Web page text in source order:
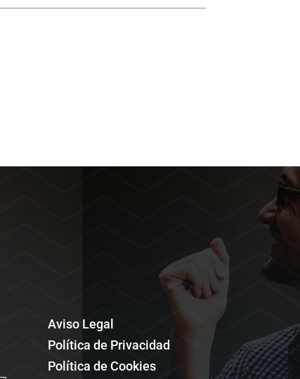
Aviso Legal
Política de Privacidad
Política de Cookies